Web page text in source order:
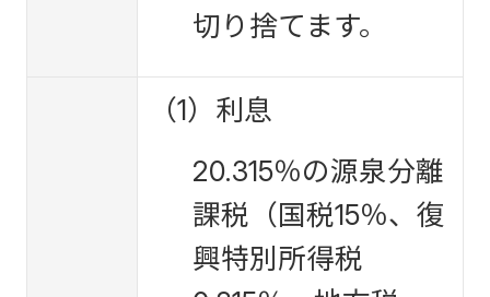
切り捨てます。
（1）利息
20.315％の源泉分離
課税（国税15％、復
興特別所得税